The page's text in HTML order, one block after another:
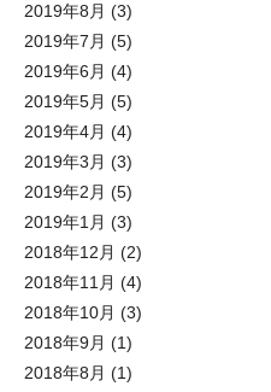
2019年8月 (3)
2019年7月 (5)
2019年6月 (4)
2019年5月 (5)
2019年4月 (4)
2019年3月 (3)
2019年2月 (5)
2019年1月 (3)
2018年12月 (2)
2018年11月 (4)
2018年10月 (3)
2018年9月 (1)
2018年8月 (1)